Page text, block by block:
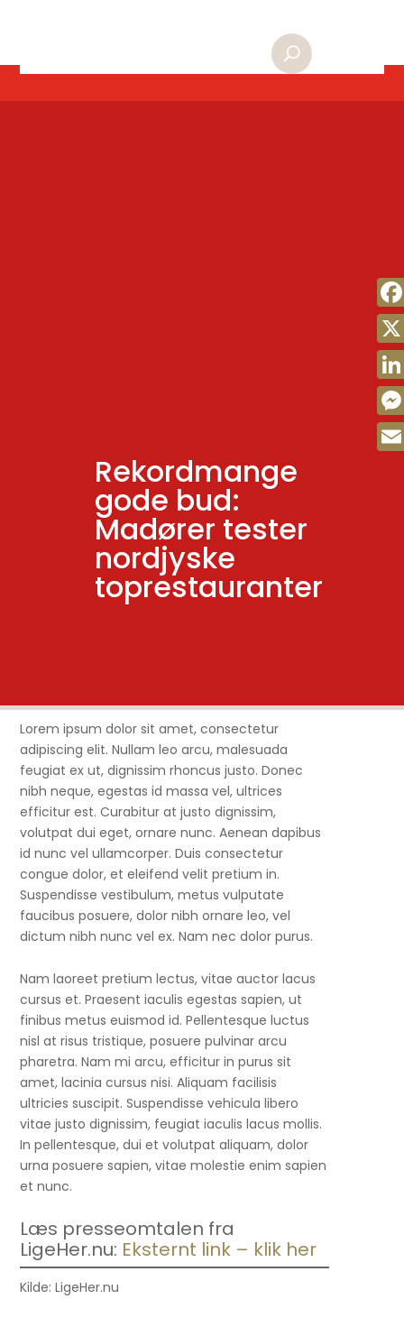
Rekordmange
gode bud:
Madører tester
nordjyske
toprestauranter
Lorem ipsum dolor sit amet, consectetur
adipiscing elit. Nullam leo arcu, malesuada
feugiat ex ut, dignissim rhoncus justo. Donec
nibh neque, egestas id massa vel, ultrices
efficitur est. Curabitur at justo dignissim,
volutpat dui eget, ornare nunc. Aenean dapibus
id nunc vel ullamcorper. Duis consectetur
congue dolor, et eleifend velit pretium in.
Suspendisse vestibulum, metus vulputate
faucibus posuere, dolor nibh ornare leo, vel
dictum nibh nunc vel ex. Nam nec dolor purus.
Nam laoreet pretium lectus, vitae auctor lacus
cursus et. Praesent iaculis egestas sapien, ut
finibus metus euismod id. Pellentesque luctus
nisl at risus tristique, posuere pulvinar arcu
pharetra. Nam mi arcu, efficitur in purus sit
amet, lacinia cursus nisi. Aliquam facilisis
ultricies suscipit. Suspendisse vehicula libero
vitae justo dignissim, feugiat iaculis lacus mollis.
In pellentesque, dui et volutpat aliquam, dolor
urna posuere sapien, vitae molestie enim sapien
et nunc.
Læs presseomtalen fra
LigeHer.nu: Eksternt link – klik her
Kilde: LigeHer.nu
X